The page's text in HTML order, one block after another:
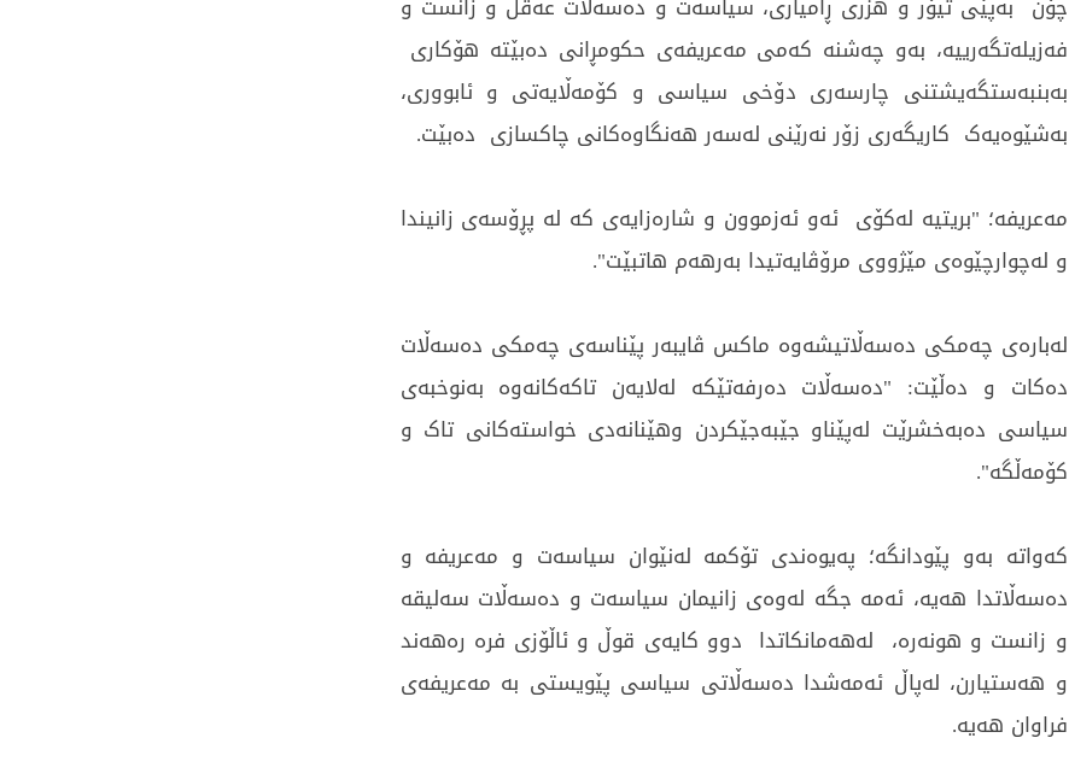
فەزیلەتگەرییە، بەو چەشنە کەمی مەعریفەی حکومڕانی دەبێتە هۆکارى
بەبنبەستگەیشتنی چارسەری دۆخی سیاسی و کۆمەڵایەتی و ئابووری،
بەشێوەیەک کاریگەری زۆر نەرێنی لەسەر هەنگاوەکانی چاکسازی دەبێت.
مەعریفە؛ "بریتیە لەکۆی ئەو ئەزموون و شارەزایەی کە لە پڕۆسەی زانیندا
و لەچوارچێوەی مێژووی مرۆڤایەتیدا بەرهەم هاتبێت".
لەبارەی چەمکی دەسەڵاتیشەوە ماکس ڤایبەر پێناسەی چەمکی دەسەڵات
دەکات و دەڵێت: "دەسەڵات دەرفەتێکە لەلایەن تاکەکانەوە بەنوخبەی
سیاسی دەبەخشرێت لەپێناو جێبەجێکردن وهێنانەدی خواستەکانی تاک و
کۆمەڵگە".
کەواتە بەو پێودانگە؛ پەیوەندی تۆکمە لەنێوان سیاسەت و مەعریفە و
دەسەڵاتدا هەیە، ئەمە جگە لەوەی زانیمان سیاسەت و دەسەڵات سەلیقە
و زانست و هونەرە، لەهەمانکاتدا دوو کایەی قوڵ و ئاڵۆزی فرە رەهەند
و هەستیارن، لەپاڵ ئەمەشدا دەسەڵاتی سیاسی پێویستی بە مەعریفەی
فراوان هەیە.